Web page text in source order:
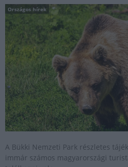
Országos hírek
A Bükki Nemzeti Park részletes
immár számos magyarországi